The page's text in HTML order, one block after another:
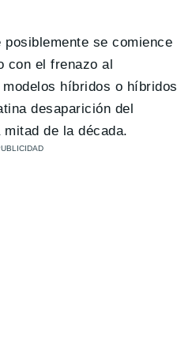
se comience
con el frenazo al
híbridos o híbridos
desaparición del
de la década.